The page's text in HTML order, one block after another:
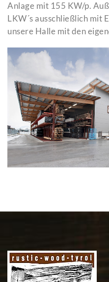
Anlage mit 155 KW/p.
LKW´s ausschließlich mit
unsere Halle mit den